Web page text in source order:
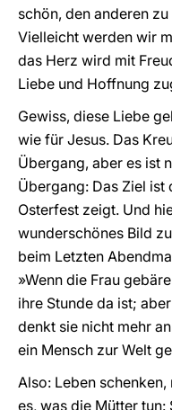
schön, den anderen
Vielleicht werden wir
das Herz wird mit
Liebe und Hoffnung
Gewiss, diese Liebe
wie für Jesus. Das
Übergang, aber es ist
Übergang: Das Ziel
Osterfest zeigt. Und
wunderschönes Bild
beim Letzten
»Wenn die Frau
ihre Stunde da ist;
denkt sie nicht mehr
ein Mensch zur Welt
Also: Leben
es, was die Mütter tun: